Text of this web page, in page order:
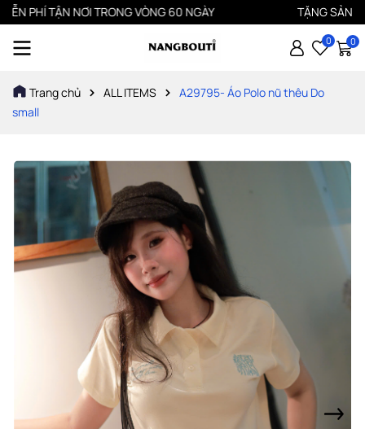
TẬN NƠI TRONG VÒNG 60 NGÀY TẶNG SẢN PHẨM
0 0
Trang chủ ALL ITEMS
A29795- Áo Polo nũ thêu Do
small